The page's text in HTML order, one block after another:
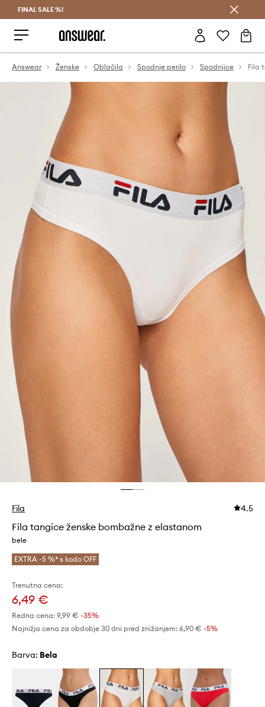
FINAL SALE %!
Answear Ženske Oblačila Spodnje perilo Spodnjice
Fila 4.5
Fila tangice ženske bombažne z elastanom
bele
EXTRA -5 %* s kodo OFF
Trenutna cena:
6,49 €
Redna cena: 9,99 € -35%
Najnižja cena za obdobje 30 dni pred znižanjem: 6,90 € -5%
Barva: bela